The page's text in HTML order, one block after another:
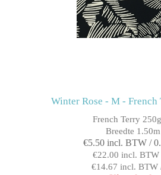
Winter Rose - M -
French Terry
Breedte 1.50m
€5.50 incl. BTW /
€22.00 incl. BTW
€14.67 incl. BTW